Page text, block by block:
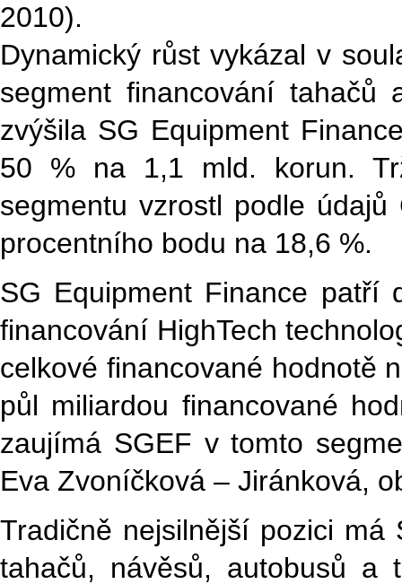
2010).
Dynamický růst vykázal v
segment financování
zvýšila SG Equipment
50 % na 1,1 mld. korun.
segmentu vzrostl podle
procentního bodu na 18,6 %.
SG Equipment Finance patří
financování HighTech
celkové financované hodnotě
půl miliardou financované
zaujímá SGEF v tomto
Eva Zvoníčková – Jiránková,
Tradičně nejsilnější pozici má
tahačů, návěsů, autobusů a